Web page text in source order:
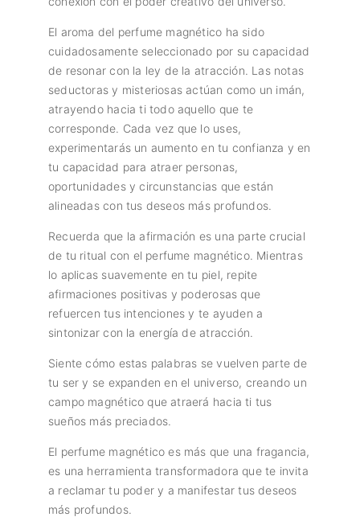
El aroma del perfume magnético ha sido
cuidadosamente seleccionado por su capacidad
de resonar con la ley de la atracción. Las notas
seductoras y misteriosas actúan como un imán,
atrayendo hacia ti todo aquello que te
corresponde. Cada vez que lo uses,
experimentarás un aumento en tu confianza y en
tu capacidad para atraer personas,
oportunidades y circunstancias que están
alineadas con tus deseos más profundos.
Recuerda que la afirmación es una parte crucial
de tu ritual con el perfume magnético. Mientras
lo aplicas suavemente en tu piel, repite
afirmaciones positivas y poderosas que
refuercen tus intenciones y te ayuden a
sintonizar con la energía de atracción.
Siente cómo estas palabras se vuelven parte de
tu ser y se expanden en el universo, creando un
campo magnético que atraerá hacia ti tus
sueños más preciados.
El perfume magnético es más que una fragancia,
es una herramienta transformadora que te invita
a reclamar tu poder y a manifestar tus deseos
más profundos.